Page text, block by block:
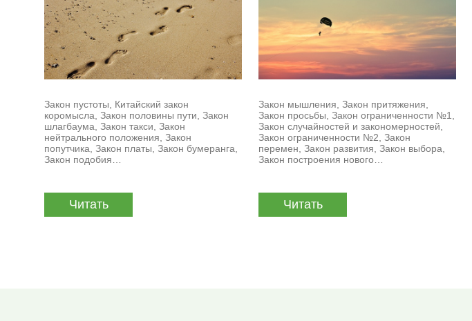
Закон пустоты, Китайский закон
коромысла, Закон половины пути, Закон
шлагбаума, Закон такси, Закон
нейтрального положения, Закон
попутчика, Закон платы, Закон бумеранга,
Закон подобия…
Читать
Закон мышления, Закон притяжения,
Закон просьбы, Закон ограниченности №1,
Закон случайностей и закономерностей,
Закон ограниченности №2, Закон
перемен, Закон развития, Закон выбора,
Закон построения нового…
Читать